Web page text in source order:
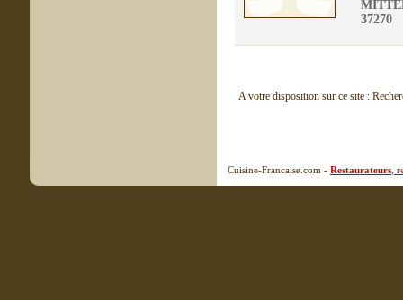
37270
A votre disposition sur ce site :
Cuisine-Francaise.com - Restaurateurs ,